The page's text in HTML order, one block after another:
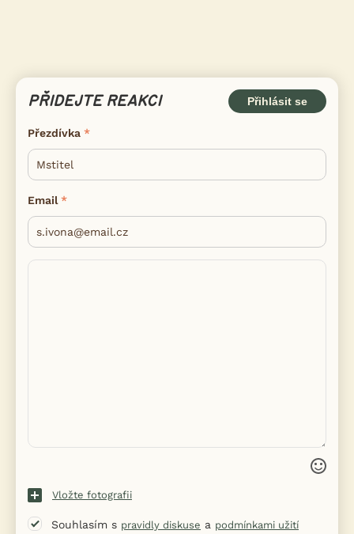
PŘIDEJTE REAKCI Přihlásit se
Přezdívka
Email
Vložte fotografii
Souhlasím s pravidly diskuse a podmínkami užití